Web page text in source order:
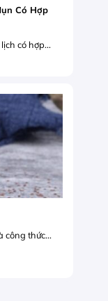
Có Hợp
có hợp...
công thức...